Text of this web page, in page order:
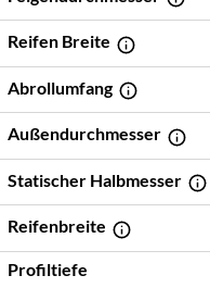
Reifen Breite
Abrollumfang
Außendurchmesser
Statischer Halbmesser
Reifenbreite
Profiltiefe